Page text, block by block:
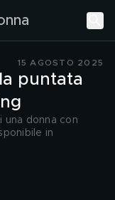
15 AGOSTO 2025
puntata
una donna con
in